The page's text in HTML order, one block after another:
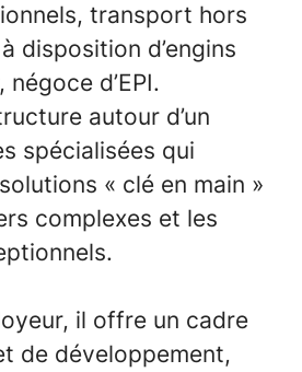
transport hors
disposition d’engins
d’EPI.
autour d’un
spécialisées qui
« clé en main »
complexes et les
il offre un cadre
de développement,